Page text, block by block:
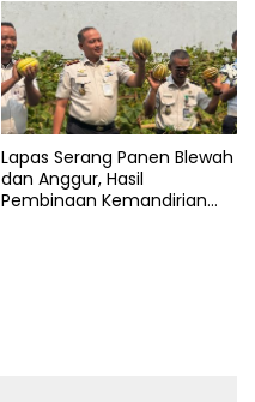
Lapas Serang Panen Blewah
dan Anggur, Hasil
Pembinaan Kemandirian